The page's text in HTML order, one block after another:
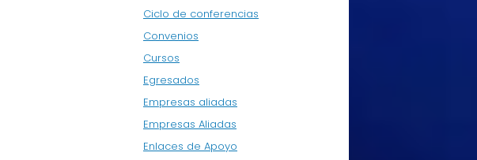
Ciclo de conferencias
Convenios
Cursos
Egresados
Empresas aliadas
Empresas Aliadas
Enlaces de Apoyo